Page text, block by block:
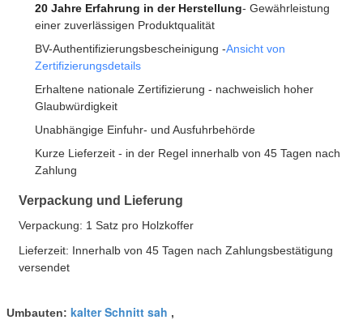
20 Jahre Erfahrung in der Herstellung- Gewährleistung
einer zuverlässigen Produktqualität
BV-Authentifizierungsbescheinigung -Ansicht von
Zertifizierungsdetails
Erhaltene nationale Zertifizierung - nachweislich hoher
Glaubwürdigkeit
Unabhängige Einfuhr- und Ausfuhrbehörde
Kurze Lieferzeit - in der Regel innerhalb von 45 Tagen nach
Zahlung
Verpackung und Lieferung
Verpackung: 1 Satz pro Holzkoffer
Lieferzeit: Innerhalb von 45 Tagen nach Zahlungsbestätigung
versendet
Umbauten: kalter Schnitt sah ,